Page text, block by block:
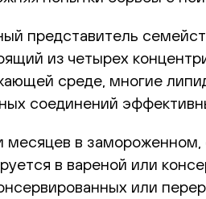
представитель
из четырех
среде, многие
соединений
месяцев в
в вареной или
или